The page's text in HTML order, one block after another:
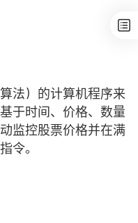
法）的计算机程序来
于时间、价格、数量
监控股票价格并在满
令。